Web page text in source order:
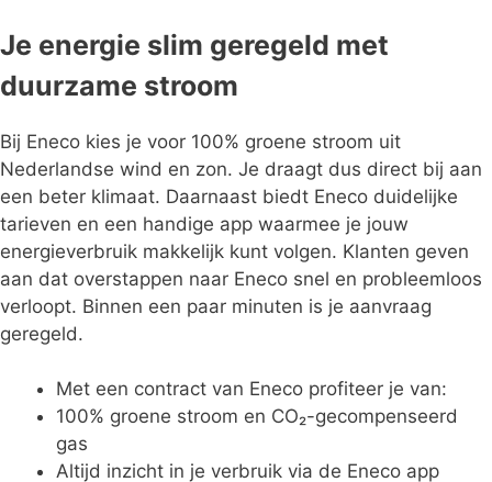
Je energie slim geregeld met
duurzame stroom
Bij Eneco kies je voor 100% groene stroom uit
Nederlandse wind en zon. Je draagt dus direct bij aan
een beter klimaat. Daarnaast biedt Eneco duidelijke
tarieven en een handige app waarmee je jouw
energieverbruik makkelijk kunt volgen. Klanten geven
aan dat overstappen naar Eneco snel en probleemloos
verloopt. Binnen een paar minuten is je aanvraag
geregeld.
Met een contract van Eneco profiteer je van:
100% groene stroom en CO₂-gecompenseerd
gas
Altijd inzicht in je verbruik via de Eneco app